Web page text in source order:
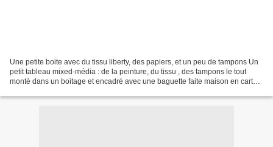
Une petite boite avec du tissu liberty, des papiers, et un peu de tampons Un
petit tableau mixed-média : de la peinture, du tissu , des tampons le tout
monté dans un boitage et encadré avec une baguette faite maison en carton